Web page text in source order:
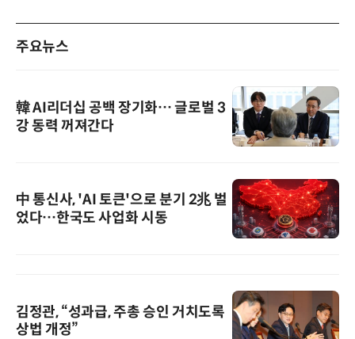
주요뉴스
韓 AI리더십 공백 장기화… 글로벌 3
강 동력 꺼져간다
中 통신사, 'AI 토큰'으로 분기 2兆 벌
었다…한국도 사업화 시동
김정관, “성과급, 주총 승인 거치도록
상법 개정”